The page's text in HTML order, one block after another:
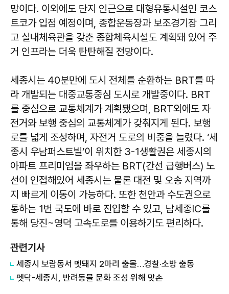
망이다. 이외에도 단지 인근으로 대형유통시설인 코스
트코가 입점 예정이며, 종합운동장과 보조경기장 그리
고 실내체육관을 갖춘 종합체육시설도 계획돼 있어 주
거 인프라는 더욱 탄탄해질 전망이다.
세종시는 40분만에 도시 전체를 순환하는 BRT를 따
라 개발되는 대중교통중심 도시로 개발중이다. BRT
를 중심으로 교통체계가 계획됐으며, BRT외에도 자
전거와 보행 중심의 교통체계가 갖춰지게 된다. 보행
로를 넓게 조성하며, 자전거 도로의 비중을 늘렸다. ‘세
종시 우남퍼스트빌’이 위치한 3-1생활권은 세종시의
아파트 프리미엄을 좌우하는 BRT(간선 급행버스) 노
선이 인접해있어 세종시는 물론 대전 및 오송 지역까
지 빠르게 이동이 가능하다. 또한 천안과 수도권으로
통하는 1번 국도에 바로 진입할 수 있고, 남세종IC를
통해 당진~영덕 고속도로를 이용하기도 편리하다.
관련기사
세종시 보람동서 멧돼지 2마리 출몰…경찰·소방 출동
펫닥-세종시, 반려동물 문화 조성 위해 맞손